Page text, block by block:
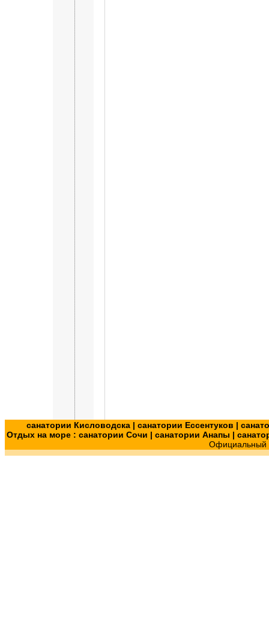
санатории Кисловодска| санатории Ессентуков |
Отдых на море : санатории Сочи | санатории Анапы |
Официальный